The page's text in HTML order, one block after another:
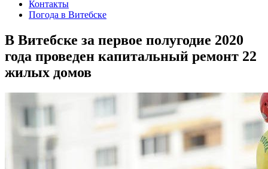
Контакты
Погода в Витебске
В Витебске за первое полугодие 2020
года проведен капитальный ремонт 22
жилых домов